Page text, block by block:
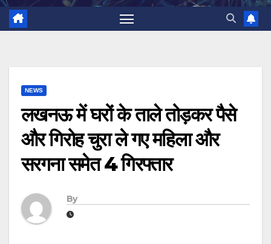
NEWS
लखनऊ में घरों के ताले तोड़कर पैसे
और गिरोह चुरा ले गए महिला और
सरगना समेत 4 गिरफ्तार
By